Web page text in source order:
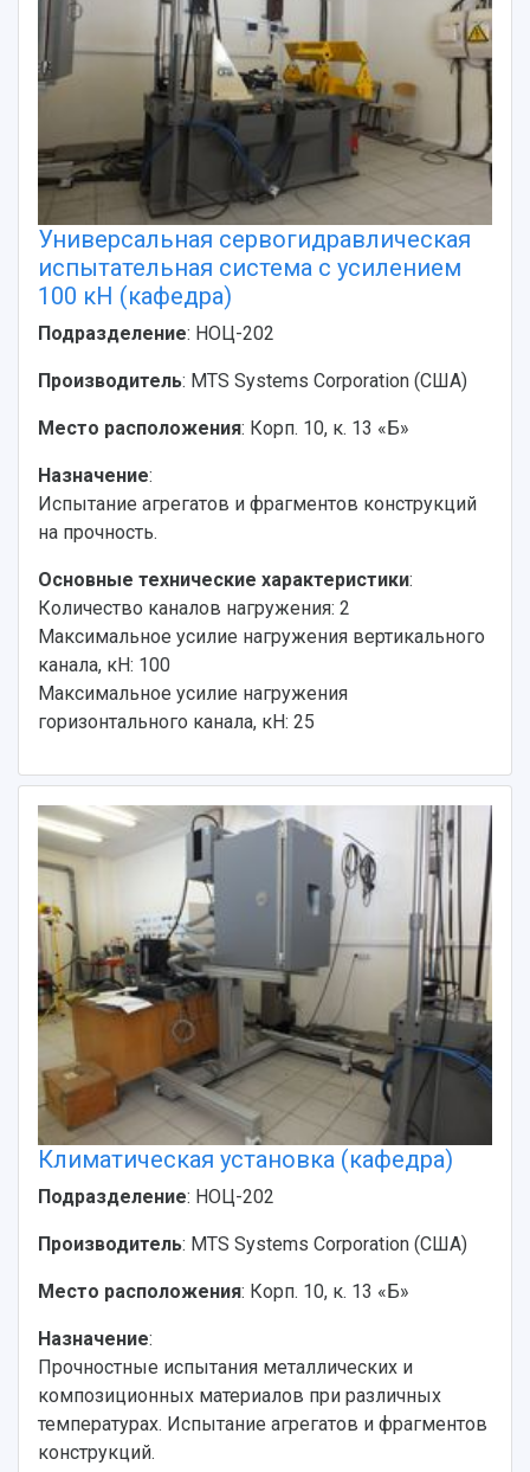
Универсальная сервогидравлическая
испытательная система с усилением
100 кН (кафедра)
Подразделение: НОЦ-202
Производитель: MTS Systems Corporation (США)
Место расположения: Корп. 10, к. 13 «Б»
Назначение:
Испытание агрегатов и фрагментов конструкций
на прочность.
Основные технические характеристики:
Количество каналов нагружения: 2
Максимальное усилие нагружения вертикального
канала, кН: 100
Максимальное усилие нагружения
горизонтального канала, кН: 25
Климатическая установка (кафедра)
Подразделение: НОЦ-202
Производитель: MTS Systems Corporation (США)
Место расположения: Корп. 10, к. 13 «Б»
Назначение:
Прочностные испытания металлических и
композиционных материалов при различных
температурах. Испытание агрегатов и фрагментов
конструкций.